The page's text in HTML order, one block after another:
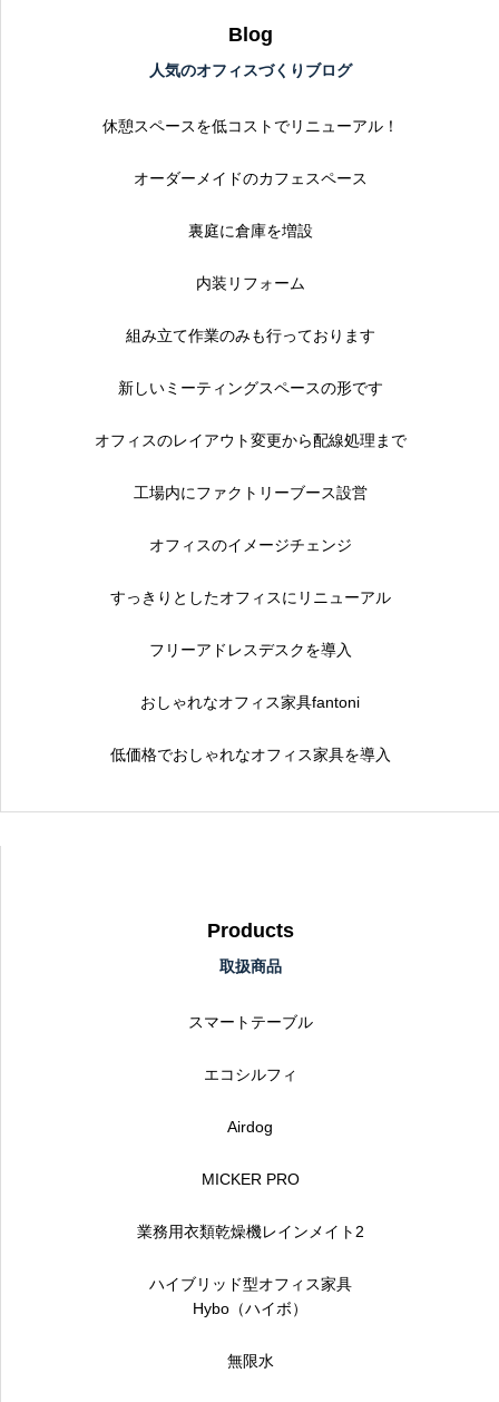
Blog
人気のオフィスづくりブログ
休憩スペースを低コストでリニューアル！
オーダーメイドのカフェスペース
裏庭に倉庫を増設
内装リフォーム
組み立て作業のみも行っております
新しいミーティングスペースの形です
オフィスのレイアウト変更から配線処理まで
工場内にファクトリーブース設営
オフィスのイメージチェンジ
すっきりとしたオフィスにリニューアル
フリーアドレスデスクを導入
おしゃれなオフィス家具fantoni
低価格でおしゃれなオフィス家具を導入
Products
取扱商品
スマートテーブル
エコシルフィ
Airdog
MICKER PRO
業務用衣類乾燥機レインメイト2
ハイブリッド型オフィス家具
Hybo（ハイボ）
無限水